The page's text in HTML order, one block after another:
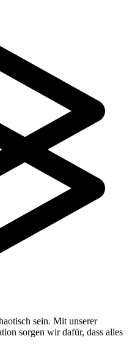
sein. Mit unserer
sorgen wir dafür, dass alles